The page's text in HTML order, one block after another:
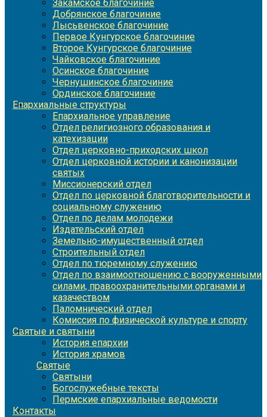
Закамское благочиние
Добрянское благочиние
Лысьвенское благочиние
Первое Кунгурское благочиние
Второе Кунгурское благочиние
Чайковское благочиние
Осинское благочиние
Чернушинское благочиние
Ординское благочиние
Епархиальные структуры
Епархиальное управление
Отдел религиозного образования и
катехизации
Отдел церковно-приходских школ
Отдел церковной истории и канонизации
святых
Миссионерский отдел
Отдел по церковной благотворительности и
социальному служению
Отдел по делам молодежи
Издательский отдел
Земельно-имущественный отдел
Строительный отдел
Отдел по тюремному служению
Отдел по взаимоотношению с вооруженными
силами, правоохранительными органами и
казачеством
Паломнический отдел
Комиссия по физической культуре и спорту
Святые и святыни
История епархии
История храмов
Святые
Святыни
Богослужебные тексты
Пермские епархиальные ведомости
Контакты